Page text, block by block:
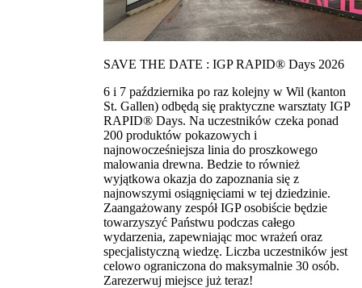
SAVE THE DATE : IGP RAPID® Days 2026
6 i 7 października po raz kolejny w Wil (kanton
St. Gallen) odbędą się praktyczne warsztaty IGP
RAPID® Days. Na uczestników czeka ponad
200 produktów pokazowych i
najnowocześniejsza linia do proszkowego
malowania drewna. Bedzie to również
wyjątkowa okazja do zapoznania się z
najnowszymi osiągnięciami w tej dziedzinie.
Zaangażowany zespół IGP osobiście będzie
towarzyszyć Państwu podczas całego
wydarzenia, zapewniając moc wrażeń oraz
specjalistyczną wiedzę. Liczba uczestników jest
celowo ograniczona do maksymalnie 30 osób.
Zarezerwuj miejsce już teraz!